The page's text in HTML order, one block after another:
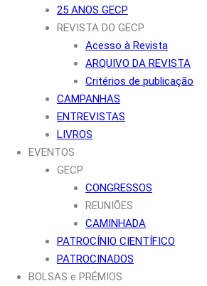
25 ANOS GECP
REVISTA DO GECP
Acesso à Revista
ARQUIVO DA REVISTA
Critérios de publicação
CAMPANHAS
ENTREVISTAS
LIVROS
EVENTOS
GECP
CONGRESSOS
REUNIÕES
CAMINHADA
PATROCÍNIO CIENTÍFICO
PATROCINADOS
BOLSAS e PRÉMIOS